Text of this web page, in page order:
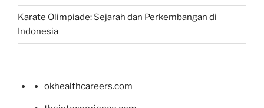
Karate Olimpiade: Sejarah dan Perkembangan di
Indonesia
okhealthcareers.com